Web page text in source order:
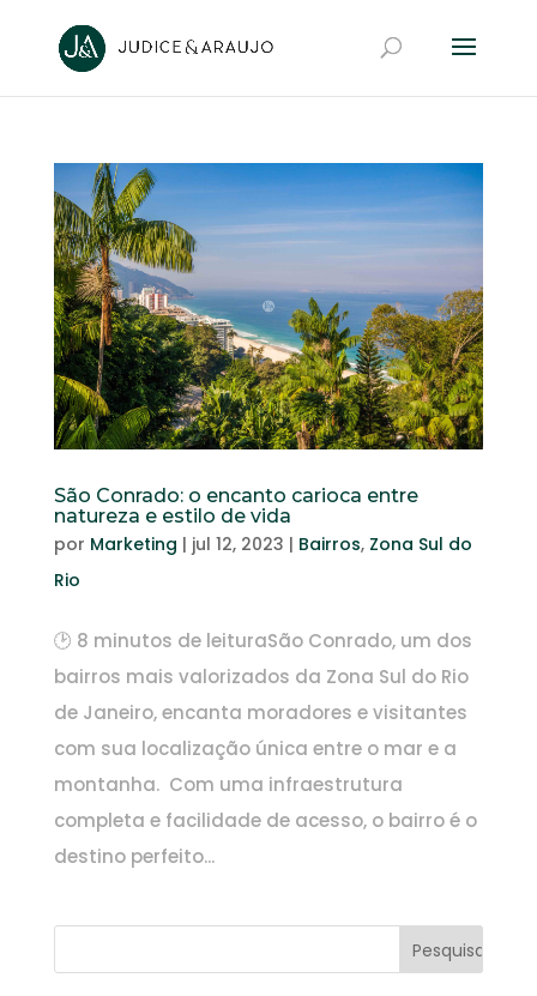
São Conrado: o encanto carioca entre
natureza e estilo de vida
por Marketing | jul 12, 2023 | Bairros, Zona Sul do
Rio
🕑 8 minutos de leituraSão Conrado, um dos
bairros mais valorizados da Zona Sul do Rio
de Janeiro, encanta moradores e visitantes
com sua localização única entre o mar e a
montanha. Com uma infraestrutura
completa e facilidade de acesso, o bairro é o
destino perfeito...